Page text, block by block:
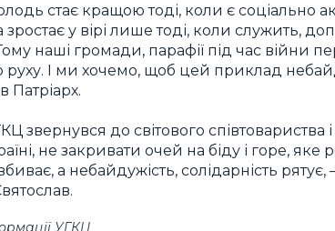
стає кращою тоді, коли є соціально
у вірі лише тоді, коли служить,
наші громади, парафії під час війни
руху. І ми хочемо, щоб цей приклад
Патріарх.
звернувся до світового
не закривати очей на біду і горе, яке
а небайдужість, солідарність
УГКЦ